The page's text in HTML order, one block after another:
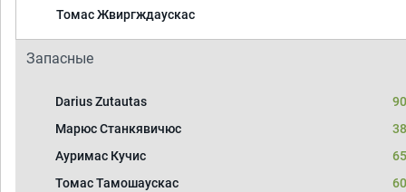
Томас Жвиргждаускас
Запасные
Darius Zutautas
Марюс Станкявичюс
Ауримас Кучис
Томас Тамошаускас